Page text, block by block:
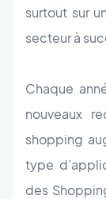
surtout sur
secteur à
Chaque
nouveaux
shopping
type
des